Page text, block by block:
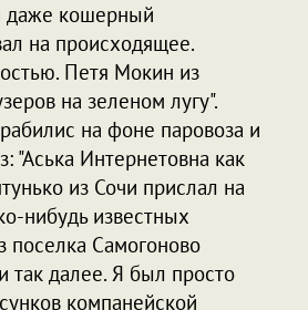
даже кошерный
на происходящее.
Петя Мокин из
на зеленом лугу".
на фоне паровоза и
Интернетовна как
из Сочи прислал на
нибудь известных
поселка Самогоново
так далее. Я был просто
компанейской